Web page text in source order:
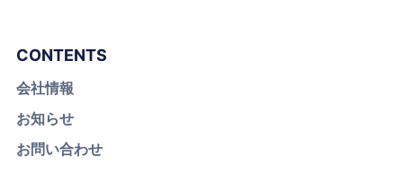
CONTENTS
会社情報
お知らせ
お問い合わせ